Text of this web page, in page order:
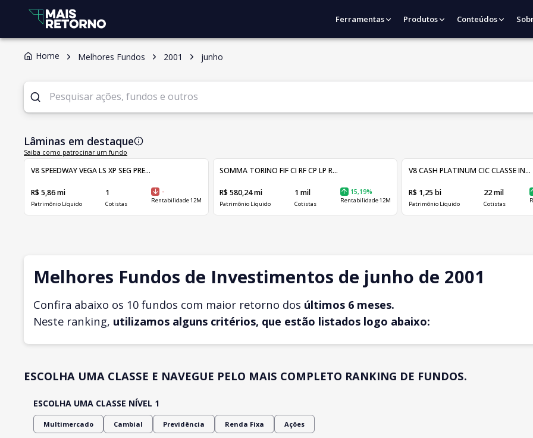
Ferramentas Produtos Conteúdos
Home Melhores Fundos 2001 junho
Lâminas em destaque
Saiba como patrocinar um fundo
V8 SPEEDWAY VEGA LS XP SEG PRE...
R$ 5,86 mi
Patrimônio Líquido
1
Cotistas
-
Rentabilidade 12M
SOMMA TORINO FIF CI RF CP LP R...
R$ 580,24 mi
Patrimônio Líquido
1 mil
Cotistas
15,19%
Rentabilidade 12M
V8 CASH PLATINUM CIC CLASSE IN...
R$ 1,25 bi
Patrimônio Líquido
22 mil
Cotistas
Melhores Fundos de Investimentos de junho de 2001
Confira abaixo os 10 fundos com maior retorno dos últimos 6 meses.
Neste ranking, utilizamos alguns critérios, que estão listados logo abaixo:
ESCOLHA UMA CLASSE E NAVEGUE PELO MAIS COMPLETO RANKING DE FUNDOS.
ESCOLHA UMA CLASSE NÍVEL 1
Multimercado Cambial Previdência Renda Fixa Ações